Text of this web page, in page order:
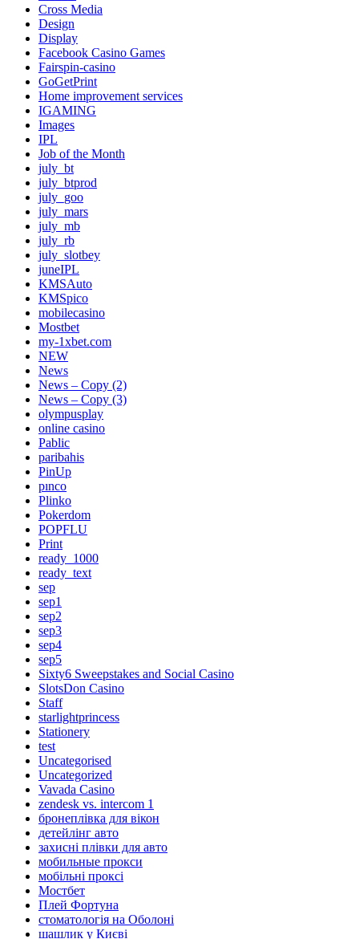
Cross Media
Design
Display
Facebook Casino Games
Fairspin-casino
GoGetPrint
Home improvement services
IGAMING
Images
IPL
Job of the Month
july_bt
july_btprod
july_goo
july_mars
july_mb
july_rb
july_slotbey
juneIPL
KMSAuto
KMSpico
mobilecasino
Mostbet
my-1xbet.com
NEW
News
News – Copy (2)
News – Copy (3)
olympusplay
online casino
Pablic
paribahis
PinUp
pınco
Plinko
Pokerdom
POPFLU
Print
ready_1000
ready_text
sep
sep1
sep2
sep3
sep4
sep5
Sixty6 Sweepstakes and Social Casino
SlotsDon Casino
Staff
starlightprincess
Stationery
test
Uncategorised
Uncategorized
Vavada Casino
zendesk vs. intercom 1
бронеплівка для вікон
детейлінг авто
захисні плівки для авто
мобильные прокси
мобільні проксі
Мостбет
Плей Фортуна
стоматологія на Оболоні
шашлик у Києві